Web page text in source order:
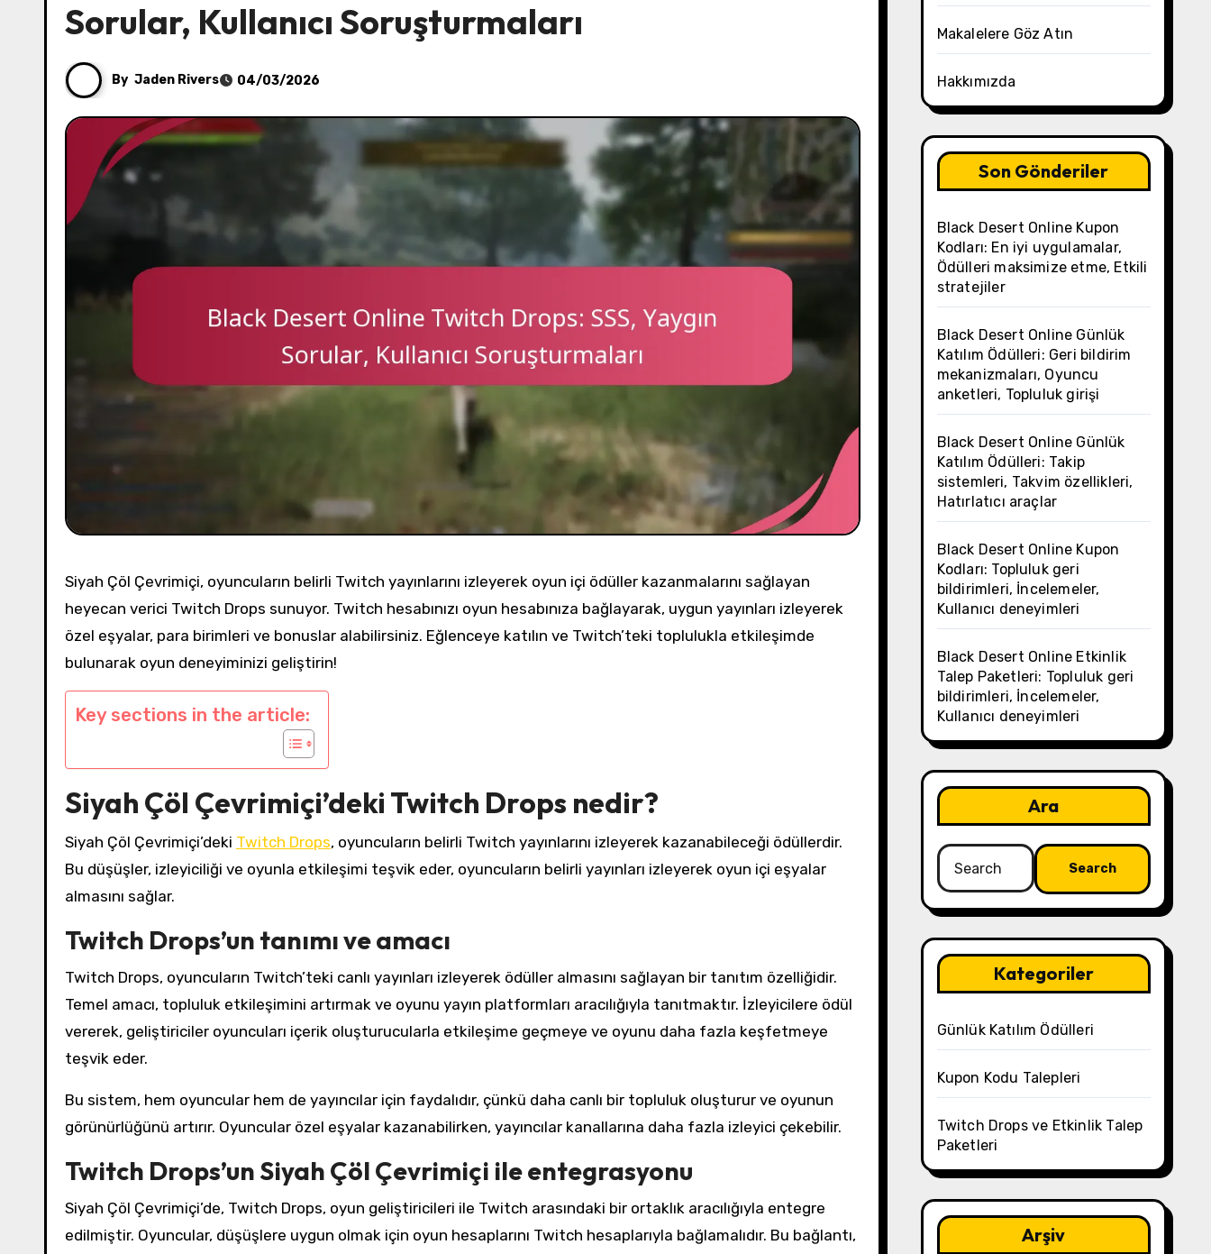
Sorular, Kullanıcı Soruşturmaları
By Jaden Rivers 04/03/2026
Siyah Çöl Çevrimiçi, oyuncuların belirli Twitch yayınlarını izleyerek oyun içi ödüller kazanmalarını sağlayan
heyecan verici Twitch Drops sunuyor. Twitch hesabınızı oyun hesabınıza bağlayarak, uygun yayınları izleyerek
özel eşyalar, para birimleri ve bonuslar alabilirsiniz. Eğlenceye katılın ve Twitch’teki toplulukla etkileşimde
bulunarak oyun deneyiminizi geliştirin!
Key sections in the article:
Siyah Çöl Çevrimiçi’deki Twitch Drops nedir?
Siyah Çöl Çevrimiçi’deki Twitch Drops, oyuncuların belirli Twitch yayınlarını izleyerek kazanabileceği ödüllerdir.
Bu düşüşler, izleyiciliği ve oyunla etkileşimi teşvik eder, oyuncuların belirli yayınları izleyerek oyun içi eşyalar
almasını sağlar.
Twitch Drops’un tanımı ve amacı
Twitch Drops, oyuncuların Twitch’teki canlı yayınları izleyerek ödüller almasını sağlayan bir tanıtım özelliğidir.
Temel amacı, topluluk etkileşimini artırmak ve oyunu yayın platformları aracılığıyla tanıtmaktır. İzleyicilere ödül
vererek, geliştiriciler oyuncuları içerik oluşturucularla etkileşime geçmeye ve oyunu daha fazla keşfetmeye
teşvik eder.
Bu sistem, hem oyuncular hem de yayıncılar için faydalıdır, çünkü daha canlı bir topluluk oluşturur ve oyunun
görünürlüğünü artırır. Oyuncular özel eşyalar kazanabilirken, yayıncılar kanallarına daha fazla izleyici çekebilir.
Twitch Drops’un Siyah Çöl Çevrimiçi ile entegrasyonu
Siyah Çöl Çevrimiçi’de, Twitch Drops, oyun geliştiricileri ile Twitch arasındaki bir ortaklık aracılığıyla entegre
edilmiştir. Oyuncular, düşüşlere uygun olmak için oyun hesaplarını Twitch hesaplarıyla bağlamalıdır. Bu bağlantı,
Makalelere Göz Atın
Hakkımızda
Son Gönderiler
Black Desert Online Kupon
Kodları: En iyi uygulamalar,
Ödülleri maksimize etme, Etkili
stratejiler
Black Desert Online Günlük
Katılım Ödülleri: Geri bildirim
mekanizmaları, Oyuncu
anketleri, Topluluk girişi
Black Desert Online Günlük
Katılım Ödülleri: Takip
sistemleri, Takvim özellikleri,
Hatırlatıcı araçlar
Black Desert Online Kupon
Kodları: Topluluk geri
bildirimleri, İncelemeler,
Kullanıcı deneyimleri
Black Desert Online Etkinlik
Talep Paketleri: Topluluk geri
bildirimleri, İncelemeler,
Kullanıcı deneyimleri
Ara
Search
for:
Kategoriler
Günlük Katılım Ödülleri
Kupon Kodu Talepleri
Twitch Drops ve Etkinlik Talep
Paketleri
Arşiv